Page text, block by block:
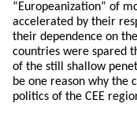
“Europeanization” of
accelerated by their
their dependence on
countries were spared
of the still shallow
be one reason why the
politics of the CEE